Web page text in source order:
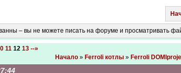
– вы не можете писать на форуме и просматривать
11 12 13 --»
Начало » Ferroli котлы » Ferroli